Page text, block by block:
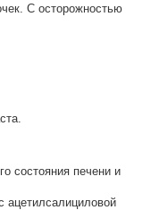
С осторожностью
состояния печени и
ацетилсалициловой